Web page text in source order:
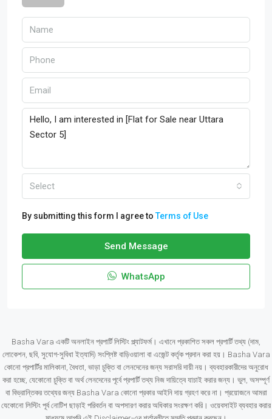
Select
By submitting this form I agree toTerms of Use
Send Message
WhatsApp
Basha Vara একটি অনলাইন প্রপার্টি লিস্টিং প্ল্যাটফর্ম। এখানে প্রকাশিত সকল প্রপার্টি তথ্য (দাম,
লোকেশন, ছবি, সুযোগ-সুবিধা ইত্যাদি) সংশ্লিষ্ট বাড়িওয়ালা বা এজেন্ট কর্তৃক প্রদান করা হয়। Basha Vara
কোনো প্রপার্টির মালিকানা, বৈধতা, ভাড়া চুক্তি বা লেনদেনের জন্য সরাসরি দায়ী নয়। ব্যবহারকারীদের অনুরোধ
করা হচ্ছে, যেকোনো চুক্তি বা অর্থ লেনদেনের পূর্বে প্রপার্টি তথ্য নিজ দায়িত্বে যাচাই করার জন্য। ভুল, অসম্পূর্ণ
বা বিভ্রান্তিকর তথ্যের জন্য Basha Vara কোনো প্রকার আইনি দায় গ্রহণ করে না। প্রয়োজনে আমরা
যেকোনো লিস্টিং পূর্ব নোটিশ ছাড়াই পরিবর্তন বা অপসারণ করার অধিকার সংরক্ষণ করি। ওয়েবসাইট ব্যবহার করার